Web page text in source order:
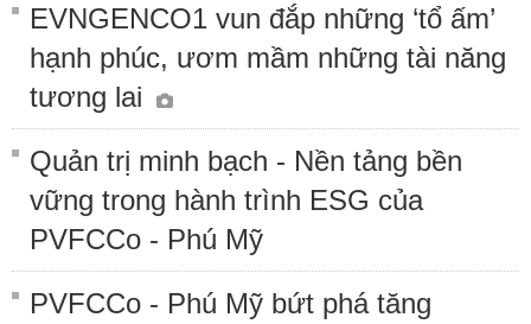
EVNGENCO1 vun đắp những ‘tổ ấm’
hạnh phúc, ươm mầm những tài năng
tương lai
Quản trị minh bạch - Nền tảng bền
vững trong hành trình ESG của
PVFCCo - Phú Mỹ
PVFCCo - Phú Mỹ bứt phá tăng